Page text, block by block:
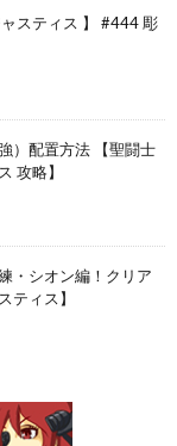
スティス 】 #444 彫
）配置方法 【聖闘士
攻略】
・シオン編！クリア
ティス】